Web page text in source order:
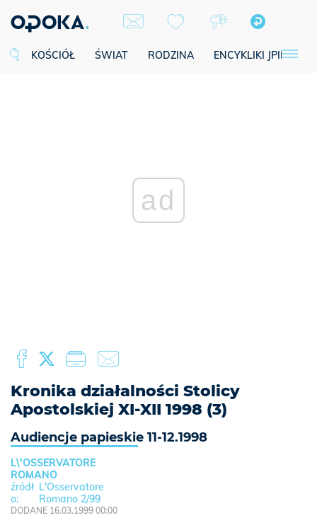
KOŚCIÓŁ ŚWIAT RODZINA ENCYKLIKI JPII
ad
Kronika działalności Stolicy
Apostolskiej XI-XII 1998 (3)
Audiencje papieskie 11-12.1998
L\'OSSERVATORE
ROMANO
L'Osservatore
Romano 2/99
DODANE 16.03.1999 00:00